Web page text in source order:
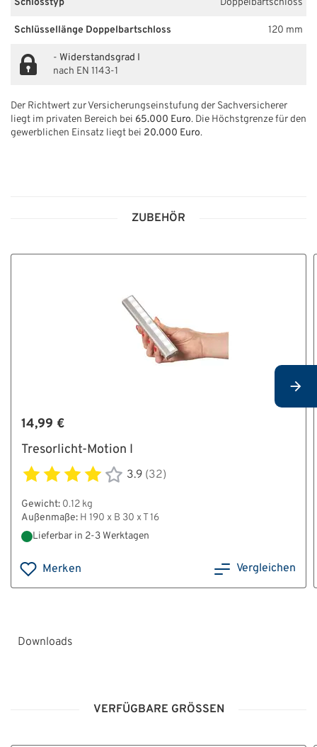
Schlosstyp Doppelbartschloss
Schlüssellänge Doppelbartschloss 120 mm
- Widerstandsgrad I
nach EN 1143-1
Der Richtwert zur Versicherungseinstufung der Sachversicherer
liegt im privaten Bereich bei 65.000 Euro. Die Höchstgrenze für den
gewerblichen Einsatz liegt bei 20.000 Euro.
ZUBEHÖR
14,99 €
Tresorlicht-Motion I
3.9 (32)
Gewicht: 0.12 kg
Außenmaße: H 190 x B 30 x T 16
Lieferbar in 2-3 Werktagen
Merken Vergleichen
Downloads
VERFÜGBARE GRÖSSEN